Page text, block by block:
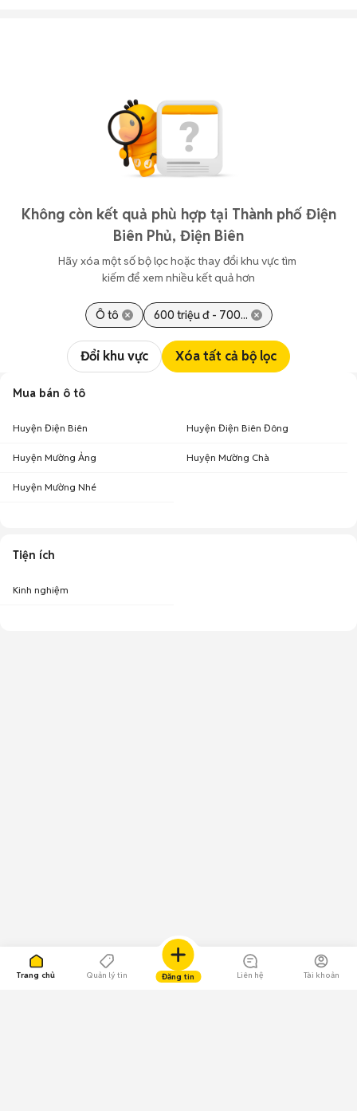
Trang chủ Quản lý tin Đăng tin Liên hệ Tài khoản
Không còn kết quả phù hợp tại Thành phố Điện
Biên Phủ, Điện Biên
Hãy xóa một số bộ lọc hoặc thay đổi khu vực tìm
kiếm để xem nhiều kết quả hơn
Ô tô 600 triệu đ - 700...
Đổi khu vực Xóa tất cả bộ lọc
Mua bán ô tô
Huyện Điện Biên Huyện Điện Biên Đông
Huyện Mường Ảng Huyện Mường Chà
Huyện Mường Nhé
Tiện ích
Kinh nghiệm